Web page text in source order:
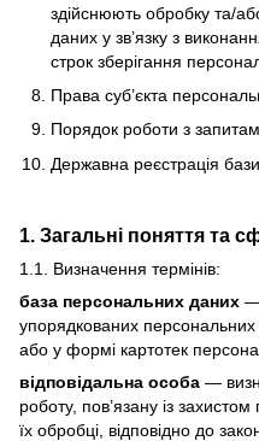
здійснюють обробку та/
даних у зв’язку з
строк зберігання
Права суб’єкта
Порядок роботи з
Державна реєстрація
1. Загальні поняття та
1.1. Визначення термінів:
база персональних даних —
упорядкованих
або у формі картотек
відповідальна особа —
роботу, пов’язану із
їх обробці, відповідно до